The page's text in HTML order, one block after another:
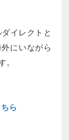
イレクトと
外にいながら
。
ら